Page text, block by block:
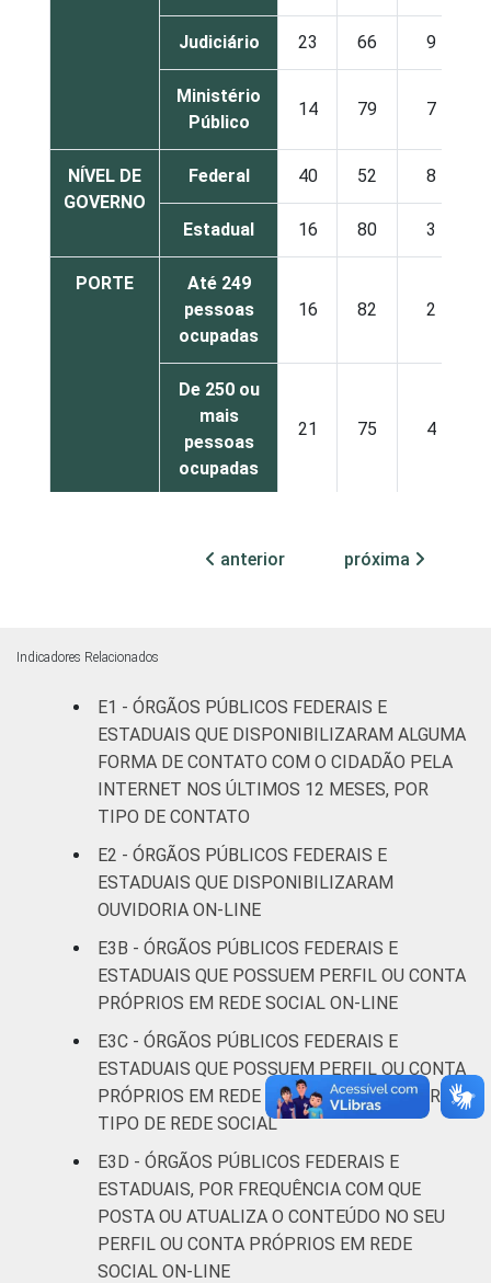
Judiciário 23 66 9
Ministério
Público
14 79 7
NÍVEL DE
GOVERNO
Federal 40 52 8
Estadual 16 80 3
PORTE
Até 249
pessoas
ocupadas
16 82 2
De 250 ou
mais
pessoas
ocupadas
21 75 4
declarado
Sociedade da Informação (Cetic.br),
informação e comunicação no setor público
brasileiro - TIC Governo Eletrônico 2017
anterior próxima
Indicadores Relacionados
E1 - ÓRGÃOS PÚBLICOS FEDERAIS E
ESTADUAIS QUE DISPONIBILIZARAM ALGUMA
FORMA DE CONTATO COM O CIDADÃO PELA
INTERNET NOS ÚLTIMOS 12 MESES, POR
TIPO DE CONTATO
E2 - ÓRGÃOS PÚBLICOS FEDERAIS E
ESTADUAIS QUE DISPONIBILIZARAM
OUVIDORIA ON-LINE
E3B - ÓRGÃOS PÚBLICOS FEDERAIS E
ESTADUAIS QUE POSSUEM PERFIL OU CONTA
PRÓPRIOS EM REDE SOCIAL ON-LINE
E3C - ÓRGÃOS PÚBLICOS FEDERAIS E
ESTADUAIS QUE POSSUEM PERFIL OU CONTA
PRÓPRIOS EM REDE SOCIAL ON-LINE, POR
TIPO DE REDE SOCIAL
E3D - ÓRGÃOS PÚBLICOS FEDERAIS E
ESTADUAIS, POR FREQUÊNCIA COM QUE
POSTA OU ATUALIZA O CONTEÚDO NO SEU
PERFIL OU CONTA PRÓPRIOS EM REDE
SOCIAL ON-LINE